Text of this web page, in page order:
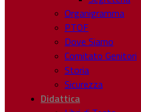
Organigramma
PTOF
Dove Siamo
Comitato Genitori
Storia
Sicurezza
Didattica